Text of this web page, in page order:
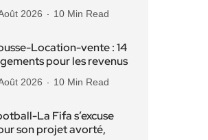
2026 10 Min Read
Location-vente : 14
pour les revenus
2026 10 Min Read
La Fifa s’excuse
son projet avorté,